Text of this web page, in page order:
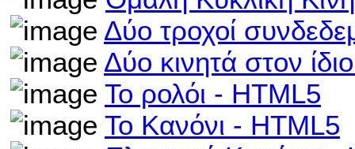
Δύο τροχοί
Δύο κινητά στον
Το ρολόι - HTML5
Το Κανόνι - HTML5